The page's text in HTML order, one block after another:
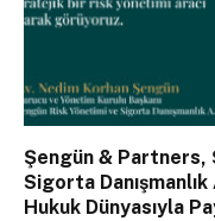
Şengün & Partners,
Sigorta Danışmanlık
Hukuk Dünyasıyla